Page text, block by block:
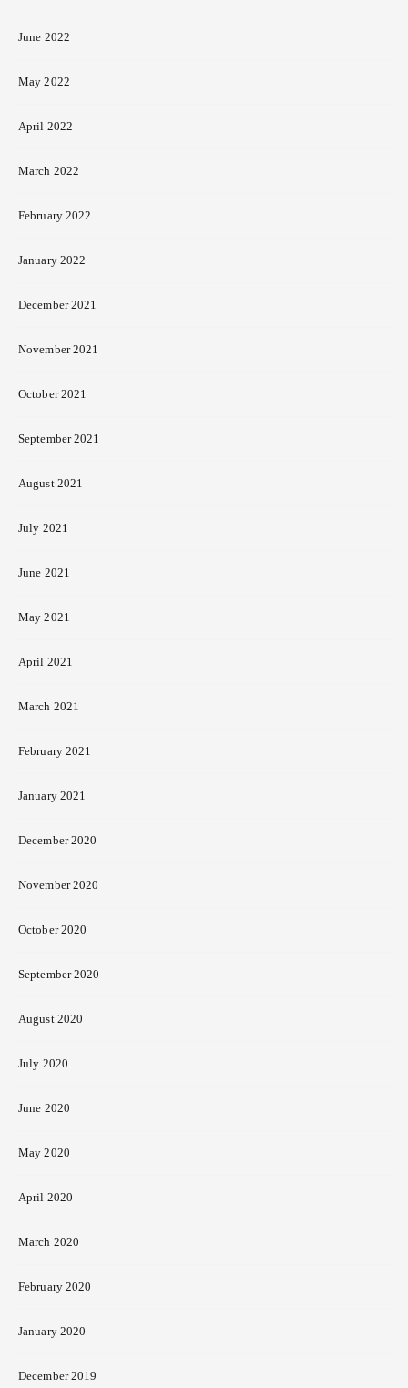
June 2022
May 2022
April 2022
March 2022
February 2022
January 2022
December 2021
November 2021
October 2021
September 2021
August 2021
July 2021
June 2021
May 2021
April 2021
March 2021
February 2021
January 2021
December 2020
November 2020
October 2020
September 2020
August 2020
July 2020
June 2020
May 2020
April 2020
March 2020
February 2020
January 2020
December 2019